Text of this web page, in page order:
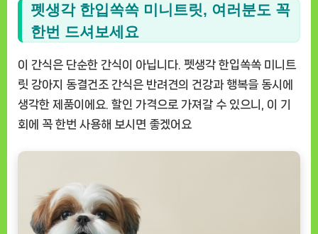
펫생각 한입쏙쏙 미니트릿, 여러분도 꼭
한번 드셔보세요
이 간식은 단순한 간식이 아닙니다. 펫생각 한입쏙쏙 미니트
릿 강아지 동결건조 간식은 반려견의 건강과 행복을 동시에
생각한 제품이에요. 할인 가격으로 가져갈 수 있으니, 이 기
회에 꼭 한번 사용해 보시면 좋겠어요